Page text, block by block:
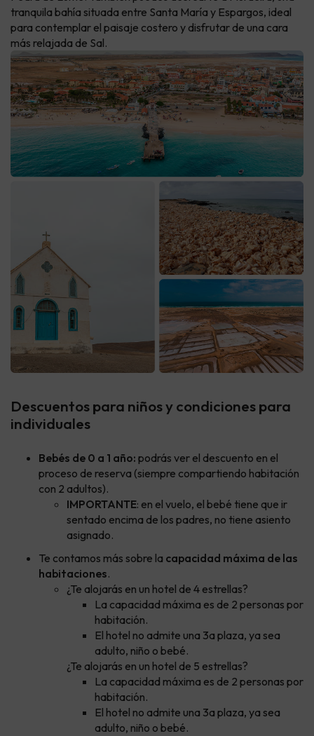
tranquila bahía situada entre Santa María y Espargos, ideal
para contemplar el paisaje costero y disfrutar de una cara
más relajada de Sal.
Descuentos para niños y condiciones para
individuales
Bebés de 0 a 1 año: podrás ver el descuento en el
proceso de reserva (siempre compartiendo habitación
con 2 adultos).
IMPORTANTE: en el vuelo, el bebé tiene que ir
sentado encima de los padres, no tiene asiento
asignado.
Te contamos más sobre la capacidad máxima de las
habitaciones.
¿Te alojarás en un hotel de 4 estrellas?
La capacidad máxima es de 2 personas por
habitación.
El hotel no admite una 3a plaza, ya sea
adulto, niño o bebé.
¿Te alojarás en un hotel de 5 estrellas?
La capacidad máxima es de 2 personas por
habitación.
El hotel no admite una 3a plaza, ya sea
adulto, niño o bebé.